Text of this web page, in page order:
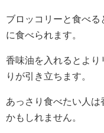
ブロッコリーと食べ
に食べられます。
香味油を入れるとよ
りが引き立ちます。
あっさり食べたい人は
かもしれません。